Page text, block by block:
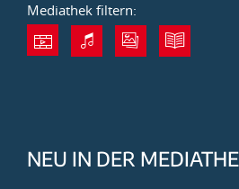
Mediathek filtern:
NEU IN DER